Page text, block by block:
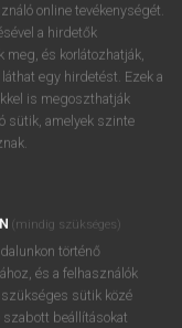
online tevékenységét.
a hirdetők
meg, és korlátozhatják,
egy hirdetést. Ezek a
is megoszthatják
sütik, amelyek szinte
(mindig szükséges)
történő
és a felhasználók
sütik közé
beállításokat